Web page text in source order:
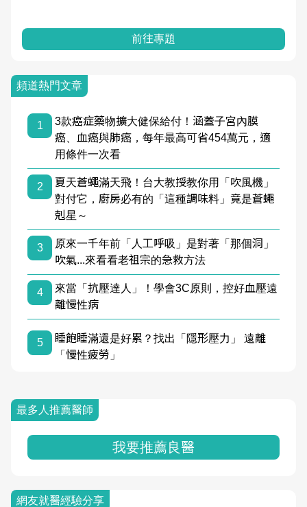
前往專題
頻道熱門文章
1
3款癌症藥物擴大健保給付！涵蓋子宮內膜
癌、血癌與肺癌，每年最高可省454萬元，適
用條件一次看
2
夏天蒼蠅滿天飛！台大教授教你用「吹風機」
對付它，廚房必有的「這種調味料」竟是蒼蠅
剋星～
3
原來一千年前「人工呼吸」是對著「那個洞」
吹氣...來看看老祖宗的急救方法
4
來當「抗壓達人」！學會3C原則，控好血壓遠
離慢性病
5
睡飽睡滿還是好累？找出「隱形壓力」 遠離
「慢性疲勞」
最多人推薦醫師
我要推薦良醫
網友就醫經驗分享